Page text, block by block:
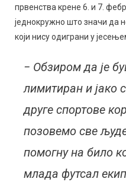
првенства крене 6. и 7.
једнокружно што значи да
који нису одиграни у
− Обзиром да је
лимитиран и јако
друге спортове
позовемо све
помогну на било
млада футсал